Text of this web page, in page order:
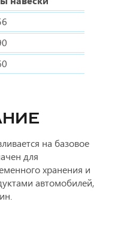
на базовое
для
хранения и
автомобилей,